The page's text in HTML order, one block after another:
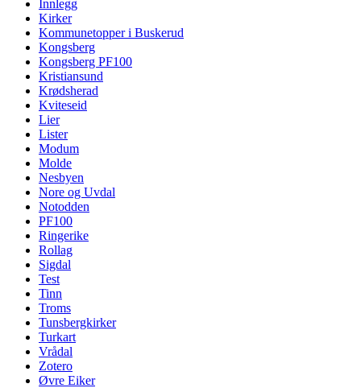
Innlegg
Kirker
Kommunetopper i Buskerud
Kongsberg
Kongsberg PF100
Kristiansund
Krødsherad
Kviteseid
Lier
Lister
Modum
Molde
Nesbyen
Nore og Uvdal
Notodden
PF100
Ringerike
Rollag
Sigdal
Test
Tinn
Troms
Tunsbergkirker
Turkart
Vrådal
Zotero
Øvre Eiker